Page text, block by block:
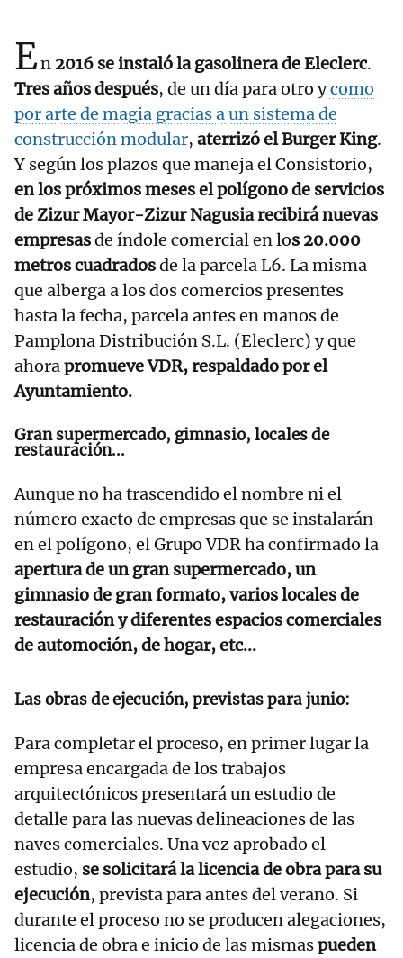
En 2016 se instaló la gasolinera de Eleclerc.
Tres años después, de un día para otro ycomo
por arte de magia gracias a un sistema de
construcción modular, aterrizó el Burger King.
Y según los plazos que maneja el Consistorio,
en los próximos meses el polígono de servicios
de Zizur Mayor-Zizur Nagusia recibirá nuevas
empresasde índole comercial en los 20.000
metros cuadradosde la parcela L6. La misma
que alberga a los dos comercios presentes
hasta la fecha, parcela antes en manos de
Pamplona Distribución S.L. (Eleclerc) y que
ahorapromueve VDR, respaldado por el
Ayuntamiento.
Gran supermercado, gimnasio, locales de
restauración...
Aunque no ha trascendido el nombre ni el
número exacto de empresas que se instalarán
en el polígono, el Grupo VDR ha confirmado la
apertura de un gran supermercado, un
gimnasio de gran formato, varios locales de
restauración y diferentes espacios comerciales
de automoción, de hogar, etc...
Las obras de ejecución, previstas para junio:
Para completar el proceso, en primer lugar la
empresa encargada de los trabajos
arquitectónicos presentará un estudio de
detalle para las nuevas delineaciones de las
naves comerciales. Una vez aprobado el
estudio, se solicitará la licencia de obra para su
ejecución, prevista para antes del verano. Si
durante el proceso no se producen alegaciones,
licencia de obra e inicio de las mismaspueden